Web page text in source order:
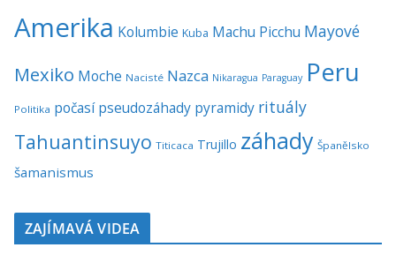
Amerika Kolumbie Kuba Machu Picchu Mayové
Mexiko Moche Nacisté Nazca Nikaragua Paraguay Peru
Politika počasí pseudozáhady pyramidy rituály
Tahuantinsuyo Titicaca Trujillo záhady Španělsko
šamanismus
ZAJÍMAVÁ VIDEA